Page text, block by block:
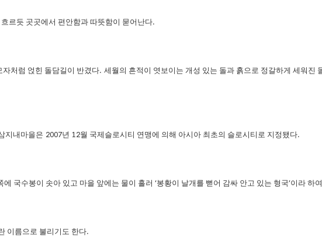
르듯 곳곳에서 편안함과 따뜻함이 묻어난다.
처럼 얹힌 돌담길이 반겼다. 세월의 흔적이 엿보이는 개성 있는 돌과 흙으로 정갈하게 세워진
지내마을은 2007년 12월 국제슬로시티 연맹에 의해 아시아 최초의 슬로시티로 지정됐다.
에 국수봉이 솟아 있고 마을 앞에는 물이 흘러 ‘봉황이 날개를 뻗어 감싸 안고 있는 형국’이라 하
이름으로 불리기도 한다.